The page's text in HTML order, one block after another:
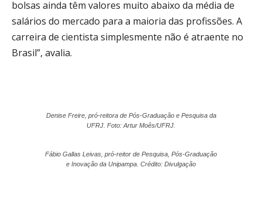
bolsas ainda têm valores muito abaixo da média de
salários do mercado para a maioria das profissões. A
carreira de cientista simplesmente não é atraente no
Brasil”, avalia.
Denise Freire, pró-reitora de Pós-Graduação e Pesquisa da
UFRJ. Foto: Artur Moês/UFRJ.
Fábio Gallas Leivas, pró-reitor de Pesquisa, Pós-Graduação
e Inovação da Unipampa. Crédito: Divulgação